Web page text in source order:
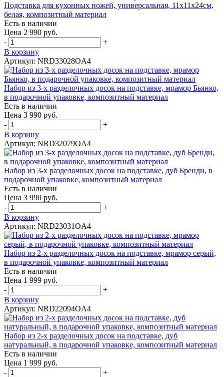
Подставка для кухонных ножей, универсальная, 11х11х24см,
белая, композитный материал
Есть в наличии
Цена 2 990 руб.
-
+
В корзину
Артикул: NRD33028OA4
Набор из 3-х разделочных досок на подставке, мрамор Бьянко,
в подарочной упаковке, композитный материал
Есть в наличии
Цена 3 990 руб.
-
+
В корзину
Артикул: NRD32079OA4
Набор из 3-х разделочных досок на подставке, дуб Бренди, в
подарочной упаковке, композитный материал
Есть в наличии
Цена 3 990 руб.
-
+
В корзину
Артикул: NRD23031OA4
Набор из 2-х разделочных досок на подставке, мрамор серый,
в подарочной упаковке, композитный материал
Есть в наличии
Цена 1 999 руб.
-
+
В корзину
Артикул: NRD22094OA4
Набор из 2-х разделочных досок на подставке, дуб
натуральный, в подарочной упаковке, композитный материал
Есть в наличии
Цена 1 999 руб.
-
+